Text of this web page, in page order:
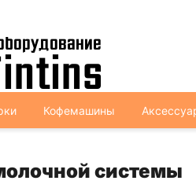
Кофемашины
системы